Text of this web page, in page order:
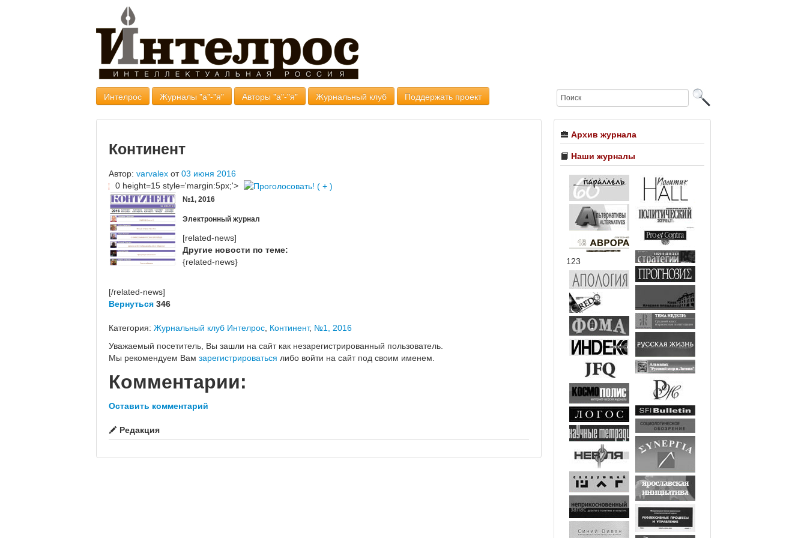
Интелрос Журналы "а"-"я" Авторы "а"-"я" Журнальный клуб Поддержать проект
Континент
Автор: varvalex от03 июня 2016
0 height=15 style='margin:5px;'>
№1, 2016
Электронный журнал
[related-news]
Другие новости по теме:
{related-news}
[/related-news]
Вернуться 346
Категория: Журнальный клуб Интелрос, Континент, №1, 2016
Уважаемый посетитель, Вы зашли на сайт как незарегистрированный пользователь.
Мы рекомендуем Вам зарегистрироваться либо войти на сайт под своим именем.
Комментарии:
Оставить комментарий
Редакция
Архив журнала
Наши журналы
123